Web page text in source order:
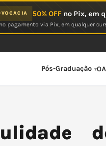
50% OFFno Pix, em
pagamento via Pix, em qualquer
Pós-Graduação